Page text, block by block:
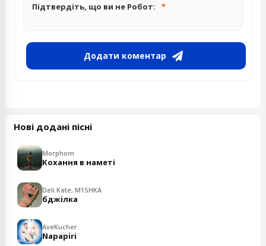
Підтвердіть, що ви не Робот:
Додати коментар
Нові додані пісні
Morphom
Кохання в наметі
Deli Kate, M1SHKA
бджілка
AveKucher
Napapiri